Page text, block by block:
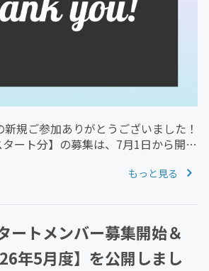
規ご参加ありがとうございました！
ート分】の募集は、7月1日から開始
ルでのお知らせが受け取れますの
もっと見る
ートメンバー募集開始＆
年5月度】を公開しまし